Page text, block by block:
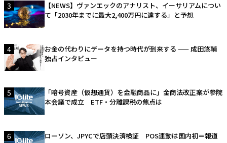
3
【NEWS】ヴァンエックのアナリスト、イーサリアムについ
て「2030年までに最大2,400万円に達する」と予想
4
お金の代わりにデータを持つ時代が到来する —— 成田悠輔
独占インタビュー
5
「暗号資産（仮想通貨）を金融商品に」金商法改正案が参院
本会議で成立 ETF・分離課税の焦点は
6 ローソン、JPYCで店頭決済検証 POS連動は国内初＝報道